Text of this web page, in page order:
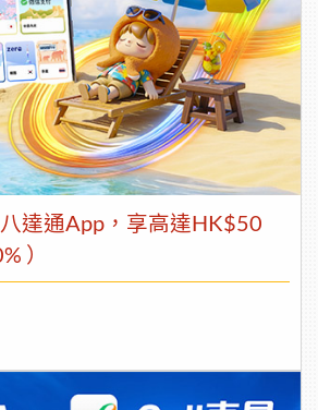
達通App，享高達HK$50
）